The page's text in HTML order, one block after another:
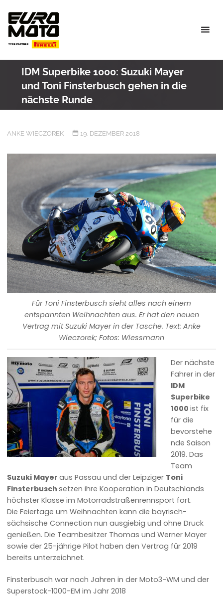
content
IDM Superbike 1000: Suzuki Mayer
und Toni Finsterbusch gehen in die
nächste Runde
ANKE WIECZOREK 19. DEZEMBER 2018
Für Toni Finsterbusch sieht alles nach einem
entspannten Weihnachten aus. Er hat den neuen
Vertrag mit Suzuki Mayer in der Tasche. Text: Anke
Wieczorek; Fotos: Wiessmann
Der nächste
Fahrer in der
IDM
Superbike
1000ist fix
für die
bevorstehe
nde Saison
2019. Das
Team
Suzuki Mayeraus Passau und der Leipziger Toni
Finsterbuschsetzen ihre Kooperation in Deutschlands
höchster Klasse im Motorradstraßenrennsport fort.
Die Feiertage um Weihnachten kann die bayrisch-
sächsische Connection nun ausgiebig und ohne Druck
genießen. Die Teambesitzer Thomas und Werner Mayer
sowie der 25-jährige Pilot haben den Vertrag für 2019
bereits unterzeichnet.
Finsterbusch war nach Jahren in der Moto3-WM und der
Superstock-1000-EM im Jahr 2018